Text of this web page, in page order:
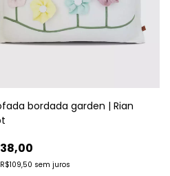
bordada garden | Rian
R$109,50 sem juros